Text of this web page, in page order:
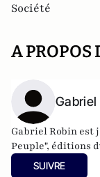
Société
A PROPOS
Gabriel
Gabriel Robin est
Peuple", éditions
SUIVRE